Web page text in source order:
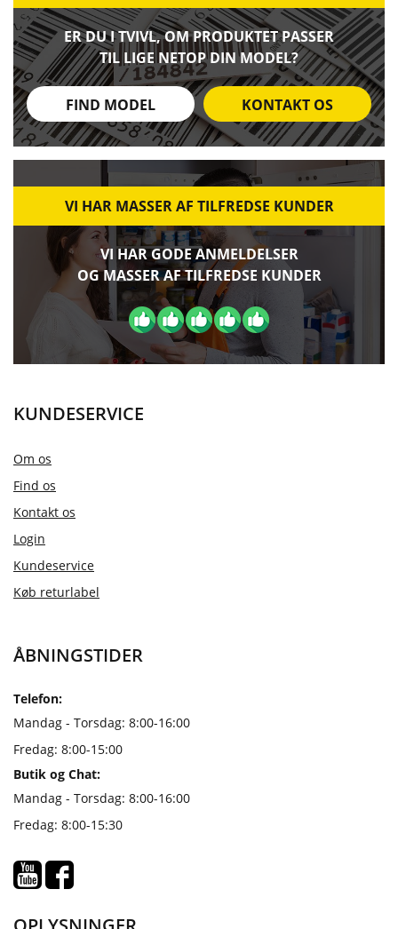
ER DU I TVIVL, OM PRODUKTET PASSER
TIL LIGE NETOP DIN MODEL?
FIND MODEL KONTAKT OS
VI HAR MASSER AF TILFREDSE KUNDER
VI HAR GODE ANMELDELSER
OG MASSER AF TILFREDSE KUNDER
KUNDESERVICE
Om os
Find os
Kontakt os
Login
Kundeservice
Køb returlabel
ÅBNINGSTIDER
Telefon:
Mandag - Torsdag: 8:00-16:00
Fredag: 8:00-15:00
Butik og Chat:
Mandag - Torsdag: 8:00-16:00
Fredag: 8:00-15:30